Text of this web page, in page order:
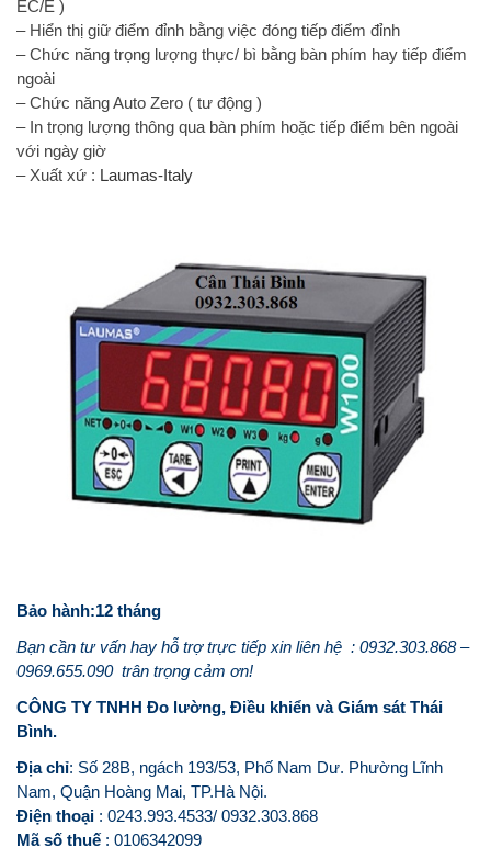
EC/E )
– Hiển thị giữ điểm đỉnh bằng việc đóng tiếp điểm đỉnh
– Chức năng trọng lượng thực/ bì bằng bàn phím hay tiếp điểm
ngoài
– Chức năng Auto Zero ( tư động )
– In trọng lượng thông qua bàn phím hoặc tiếp điểm bên ngoài
với ngày giờ
– Xuất xứ : Laumas-Italy
Bảo hành:12 tháng
Bạn cần tư vấn hay hỗ trợ trực tiếp xin liên hệ : 0932.303.868 –
0969.655.090 trân trọng cảm ơn!
CÔNG TY TNHH Đo lường, Điều khiển và Giám sát Thái
Bình.
Địa chỉ: Số 28B, ngách 193/53, Phố Nam Dư. Phường Lĩnh
Nam, Quận Hoàng Mai, TP.Hà Nội.
Điện thoại : 0243.993.4533/ 0932.303.868
Mã số thuế : 0106342099